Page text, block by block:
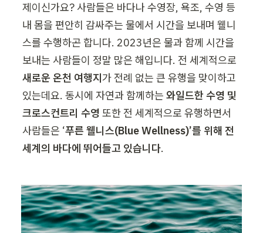
제이신가요? 사람들은 바다나 수영장, 욕조, 수영 등
내 몸을 편안히 감싸주는 물에서 시간을 보내며 웰니
스를 수행하곤 합니다. 2023년은 물과 함께 시간을
보내는 사람들이 정말 많은 해입니다. 전 세계적으로
새로운 온천 여행지가 전례 없는 큰 유행을 맞이하고
있는데요. 동시에 자연과 함께하는 와일드한 수영 및
크로스컨트리 수영 또한 전 세계적으로 유행하면서
사람들은 ‘푸른 웰니스(Blue Wellness)’를 위해 전
세계의 바다에 뛰어들고 있습니다.